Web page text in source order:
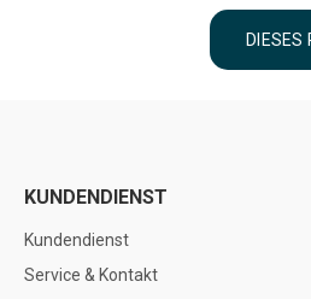
KUNDENDIENST
Kundendienst
Service & Kontakt